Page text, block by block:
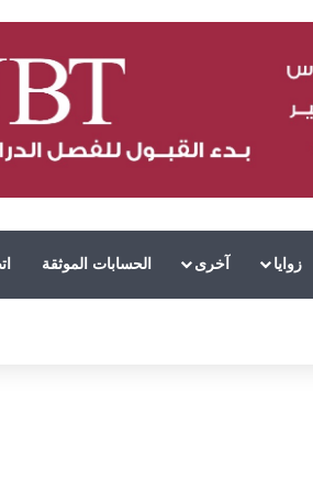
زوايا آخرى الحسابات الموثقة